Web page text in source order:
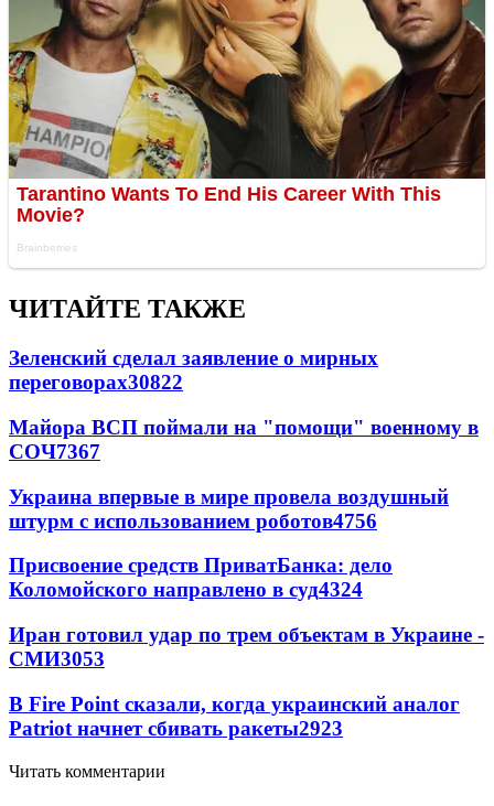
ЧИТАЙТЕ ТАКЖЕ
Зеленский сделал заявление о мирных
переговорах30822
Майора ВСП поймали на "помощи" военному в
СОЧ7367
Украина впервые в мире провела воздушный
штурм с использованием роботов4756
Присвоение средств ПриватБанка: дело
Коломойского направлено в суд4324
Иран готовил удар по трем объектам в Украине -
СМИ3053
В Fire Point сказали, когда украинский аналог
Patriot начнет сбивать ракеты2923
Читать комментарии